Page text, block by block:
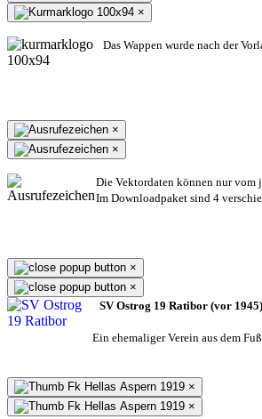
×
Das Wappen wurde nach der
×
×
Die Vektordaten können nur vom
Im Downloadpaket sind 4
×
×
SV Ostrog 19 Ratibor (vor 1945)
Ein ehemaliger Verein aus dem
×
×